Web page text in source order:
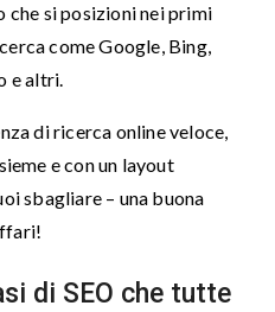
che si posizioni nei primi
come Google, Bing,
e altri.
di ricerca online veloce,
e con un layout
sbagliare – una buona
di SEO che tutte